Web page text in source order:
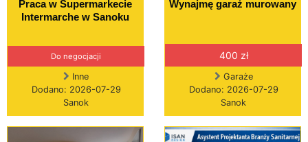
Praca w Supermarkecie
Intermarche w Sanoku
Do negocjacji
Inne
Dodano: 2026-07-29
Sanok
Wynajmę garaż murowany
400 zł
Garaże
Dodano: 2026-07-29
Sanok